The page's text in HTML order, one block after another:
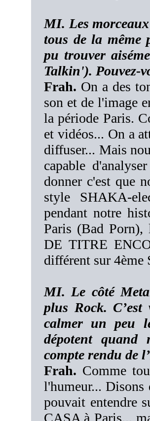
MI. Les
tous de la même
pu trouver
Talkin'). Pouvez-
Frah. On a des
son et de l'image
la période Paris.
et vidéos... On a
diffuser... Mais
capable
donner c'est que
style SHAKA-
pendant notre
Paris (Bad Porn),
DE TITRE
différent sur
MI. Le côté
plus Rock.
calmer un peu
dépotent
compte rendu de
Frah. Comme
l'humeur...
pouvait entendre
CASA à Paris...